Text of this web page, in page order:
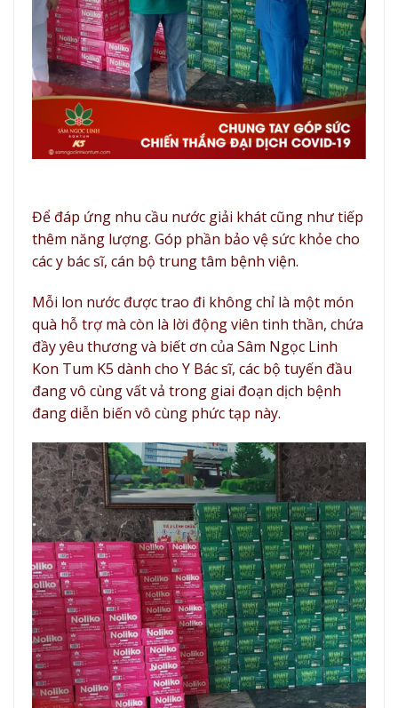
Để đáp ứng nhu cầu nước giải khát cũng như tiếp
thêm năng lượng. Góp phần bảo vệ sức khỏe cho
các y bác sĩ, cán bộ trung tâm bệnh viện.
Mỗi lon nước được trao đi không chỉ là một món
quà hỗ trợ mà còn là lời động viên tinh thần, chứa
đầy yêu thương và biết ơn của Sâm Ngọc Linh
Kon Tum K5 dành cho Y Bác sĩ, các bộ tuyến đầu
đang vô cùng vất vả trong giai đoạn dịch bệnh
đang diễn biến vô cùng phức tạp này.